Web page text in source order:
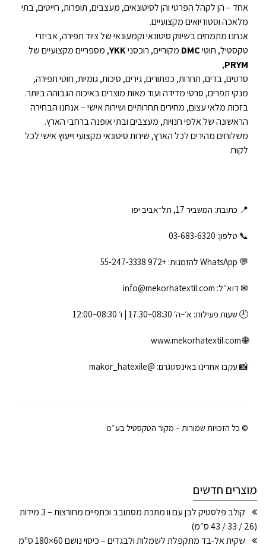
אחד – הן לקהל הפרטי והן לסיטונאים, מעצבים, תופרות, חייטים, בתי
מלאכה וסטודיואים מקצועיים.
אנחנו מתמחים בשיווק סיטונאי וקמעונאי של ציוד תפירה, אביזרי
טקסטיל, חוטיDMC מקוריים, רוכסניYKK, מספריים מקצועיים של
PRYM
,
סרטים, בדים, תחרות, כפתורים, גירים, סיכות, גומיות, חוטי תפירה,
מנקי תפרים, סרטי מדידה ועוד מאות מוצרים באיכות הגבוהה ביותר.
בזכות מלאי עצום, מחירים תחרותיים ושירות אישי – אנחנו הבחירה
הראשונה של אלפי חנויות, מעצבים ובתי אופנה ברחבי הארץ.
משלוחים מהירים לכל הארץ, שירות סיטונאי מקצועי וייעוץ אישי לכל
לקוח.
📍 כתובת: המשביר 17, תל־אביב יפו
📞 טלפון: ‎03-683-6320
💬 WhatsApp להזמנות: +972 55-247-3338
✉ דוא״ל: info@mekorhatextil.com
🕘 שעות פעילות: א׳–ה׳ 08:30–17:30 | ו׳ 08:30–12:00
🌐
www.mekorhatextil.com
📸 עקבו אחרינו באינסטגרם: @makor_hatexile
© כל הזכויות שמורות – מקור הטקסטיל בע״מ
מוצרים חדשים
קולב פלסטיק לבן עם וו מתכת מסתובב וכתפיים מחורצות – 3 מידות
(26 / 33 / 43 ס״מ)
שקית אל-בד מתקפלת לשמלות ולבגדים – כיסוי נושם 60×180 ס"מ